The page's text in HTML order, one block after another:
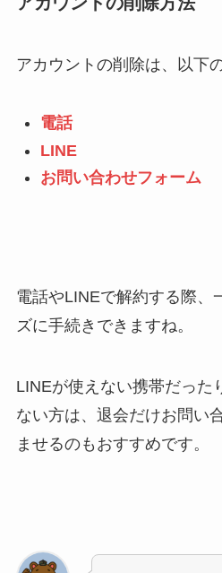
アカウントの削除は、以下
電話
LINE
お問い合わせフォーム
電話やLINEで解約する際、
ズに手続きできますね。
LINEが使えない携帯だった
ない方は、退会だけお問い
ませるのもおすすめです。